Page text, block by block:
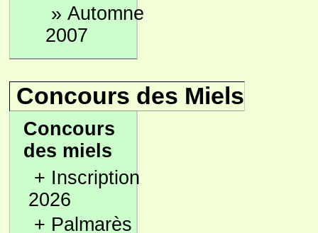
» Automne
2007
Concours des Miels
Concours
des miels
+ Inscription
2026
+ Palmarès